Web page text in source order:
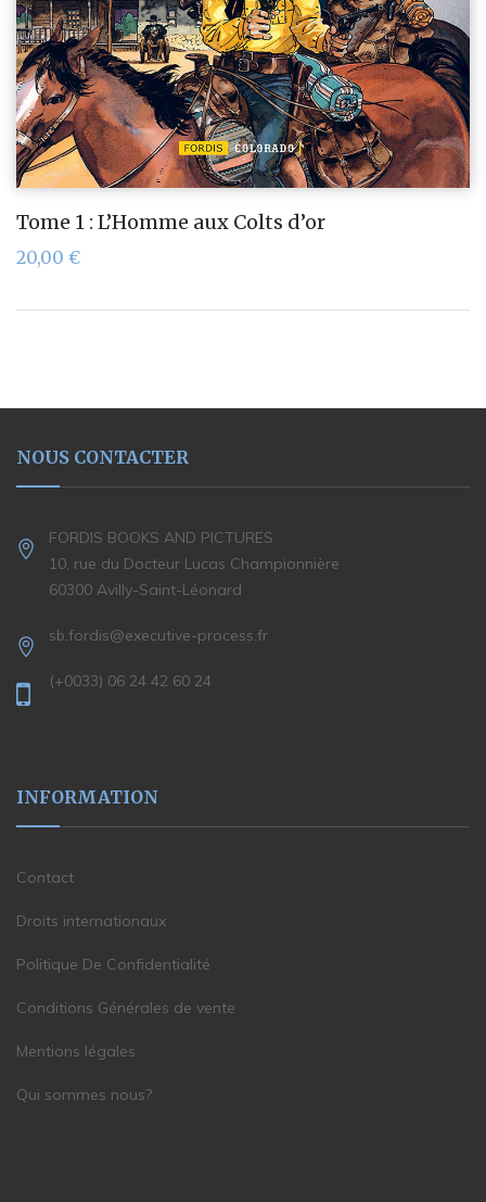
Tome 1 : L’Homme aux Colts d’or
20,00 €
NOUS CONTACTER
FORDIS BOOKS AND PICTURES
10, rue du Docteur Lucas Championnière
60300 Avilly-Saint-Léonard
sb.fordis@executive-process.fr
(+0033) 06 24 42 60 24
INFORMATION
Contact
Droits internationaux
Politique De Confidentialité
Conditions Générales de vente
Mentions légales
Qui sommes nous?